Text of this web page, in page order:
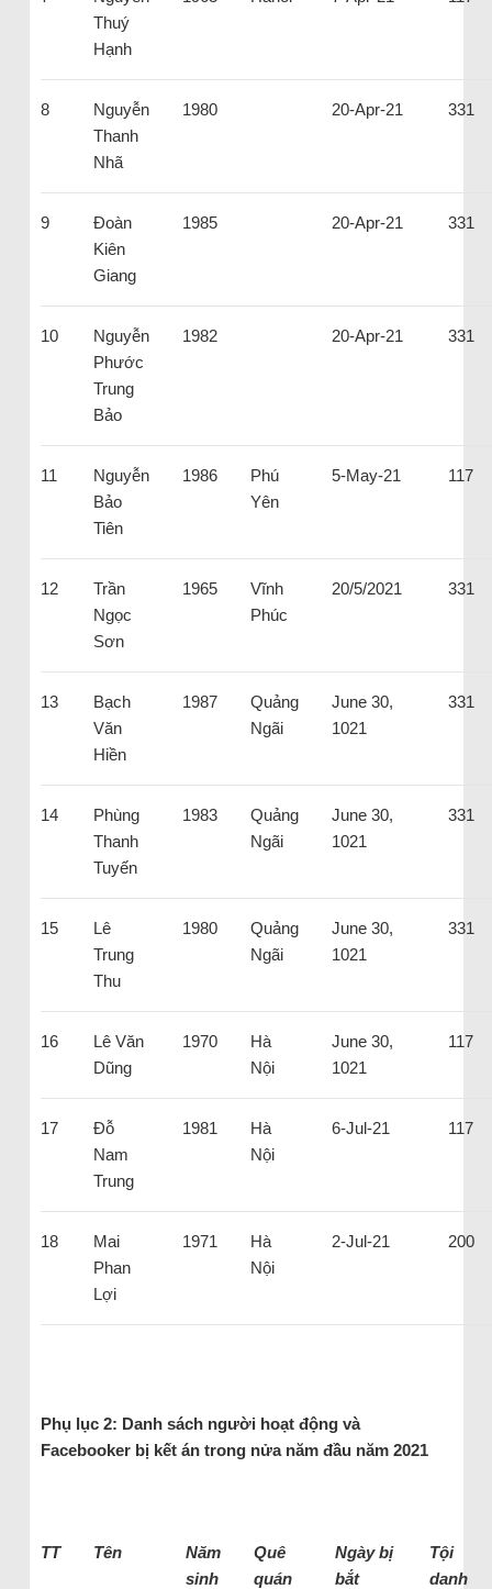
Thuý
Hạnh
8
Nguyễn
Thanh
Nhã
1980 20-Apr-21 331
9
Đoàn
Kiên
Giang
1985 20-Apr-21 331
10
Nguyễn
Phước
Trung
Bảo
1982 20-Apr-21 331
11
Nguyễn
Bảo
Tiên
1986
Phú
Yên
5-May-21 117
12
Trần
Ngọc
Sơn
1965
Vĩnh
Phúc
20/5/2021 331
13
Bạch
Văn
Hiền
1987
Quảng
Ngãi
June 30,
1021
331
14
Phùng
Thanh
Tuyến
1983
Quảng
Ngãi
June 30,
1021
331
15
Lê
Trung
Thu
1980
Quảng
Ngãi
June 30,
1021
331
16
Lê Văn
Dũng
1970
Hà
Nội
June 30,
1021
117
17
Đỗ
Nam
Trung
1981
Hà
Nội
6-Jul-21 117
18
Mai
Phan
Lợi
1971
Hà
Nội
2-Jul-21 200
Phụ lục 2: Danh sách người hoạt động và
Facebooker bị kết án trong nửa năm đầu năm 2021
TT Tên
Năm
sinh
Quê
quán
Ngày bị
bắt
Tội
danh